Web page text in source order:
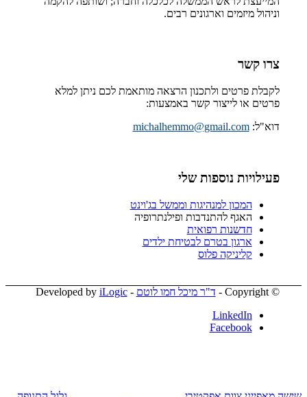
וניהול מיזמים וארגונים רבים.
צרו קשר
לקבלת פרטים ולתכנון הרצאה מותאמת לכם ניתן למלא
פרטים או לייצור קשר באמצעות:
דוא"ל:michalhemmo@gmail.com
פעילויות נוספות שלי
המכון למנהיגות וממשל בג'וינט
האגף להתנדבות ופילנתרופיה
חדשנות רפואית
ארגון בטרם לבטיחת ילדים
קליניקה פלוס
© ‫Copyright - ד"ר מיכל חמו לוטם - Developed by
iLogic
LinkedIn
Facebook